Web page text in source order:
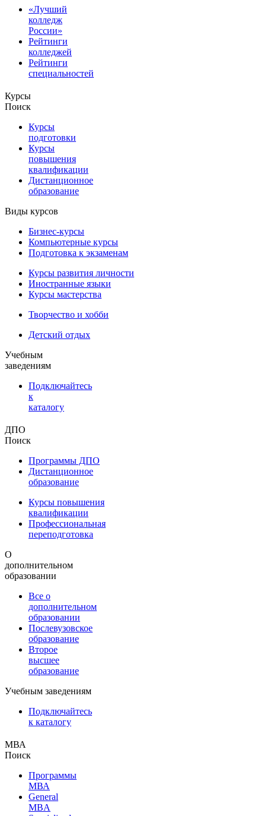
«Лучший
колледж
России»
Рейтинги
колледжей
Рейтинги
специальностей
Курсы
Поиск
Курсы
подготовки
Курсы
повышения
квалификации
Дистанционное
образование
Виды курсов
Бизнес-курсы
Компьютерные курсы
Подготовка к экзаменам
Курсы развития личности
Иностранные языки
Курсы мастерства
Творчество и хобби
Детский отдых
Учебным
заведениям
Подключайтесь
к
каталогу
ДПО
Поиск
Программы ДПО
Дистанционное
образование
Курсы повышения
квалификации
Профессиональная
переподготовка
О
дополнительном
образовании
Все о
дополнительном
образовании
Послевузовское
образование
Второе
высшее
образование
Учебным заведениям
Подключайтесь
к каталогу
МВА
Поиск
Программы
МВА
General
MBA